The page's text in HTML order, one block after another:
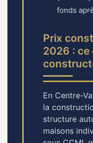
fonds
Prix
2026 : ce
En Centre-
la
structure
maisons